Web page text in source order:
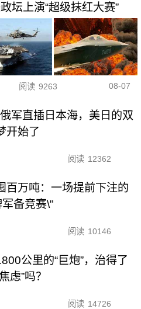
坛上演“超级抹红大赛”
阅读 9263 08-07
军直插日本海，美日的双
开始了
阅读 12362
百万吨：一场提前下注的
备竞赛\"
阅读 10146
公里的“巨炮”，治得了
虑”吗？
阅读 14726